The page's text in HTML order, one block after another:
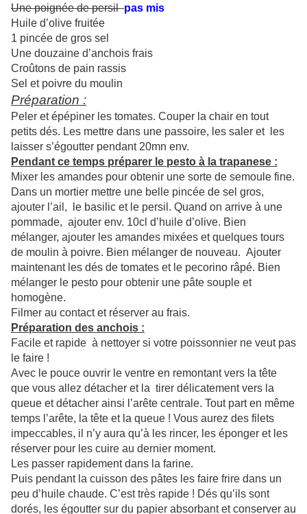
Une poignée de persilpas mis
Huile d’olive fruitée
1 pincée de gros sel
Une douzaine d’anchois frais
Croûtons de pain rassis
Sel et poivre du moulin
Préparation :
Peler et épépiner les tomates. Couper la chair en tout
petits dés. Les mettre dans une passoire, les saler et les
laisser s’égoutter pendant 20mn env.
Pendant ce temps préparer le pesto à la trapanese :
Mixer les amandes pour obtenir une sorte de semoule fine.
Dans un mortier mettre une belle pincée de sel gros,
ajouter l’ail, le basilic et le persil. Quand on arrive à une
pommade, ajouter env. 10cl d’huile d’olive. Bien
mélanger, ajouter les amandes mixées et quelques tours
de moulin à poivre. Bien mélanger de nouveau. Ajouter
maintenant les dés de tomates et le pecorino râpé. Bien
mélanger le pesto pour obtenir une pâte souple et
homogène.
Filmer au contact et réserver au frais.
Préparation des anchois :
Facile et rapide à nettoyer si votre poissonnier ne veut pas
le faire !
Avec le pouce ouvrir le ventre en remontant vers la tête
que vous allez détacher et la tirer délicatement vers la
queue et détacher ainsi l’arête centrale. Tout part en même
temps l’arête, la tête et la queue ! Vous aurez des filets
impeccables, il n’y aura qu’à les rincer, les éponger et les
réserver pour les cuire au dernier moment.
Les passer rapidement dans la farine.
Puis pendant la cuisson des pâtes les faire frire dans un
peu d’huile chaude. C’est très rapide ! Dés qu’ils sont
dorés, les égoutter sur du papier absorbant et conserver au